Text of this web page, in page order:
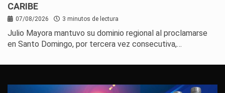
CARIBE
07/08/2026 3 minutos de lectura
Julio Mayora mantuvo su dominio regional al proclamarse
en Santo Domingo, por tercera vez consecutiva,…